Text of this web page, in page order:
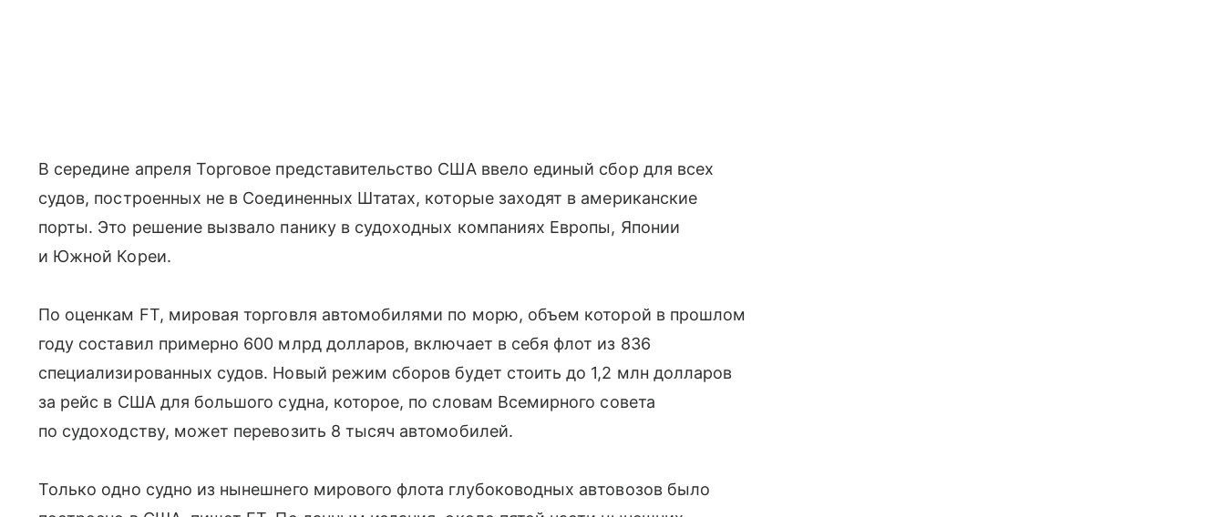
В середине апреля Торговое представительство США ввело единый сбор для всех
судов, построенных не в Соединенных Штатах, которые заходят в американские
порты. Это решение вызвало панику в судоходных компаниях Европы, Японии
и Южной Кореи.
По оценкам FT, мировая торговля автомобилями по морю, объем которой в прошлом
году составил примерно 600 млрд долларов, включает в себя флот из 836
специализированных судов. Новый режим сборов будет стоить до 1,2 млн долларов
за рейс в США для большого судна, которое, по словам Всемирного совета
по судоходству, может перевозить 8 тысяч автомобилей.
Только одно судно из нынешнего мирового флота глубоководных автовозов было